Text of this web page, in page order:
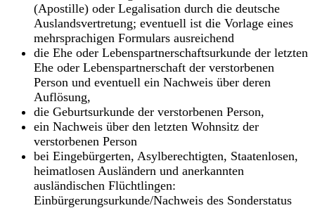
(Apostille) oder Legalisation durch die deutsche
Auslandsvertretung; eventuell ist die Vorlage eines
mehrsprachigen Formulars ausreichend
die Ehe oder Lebenspartnerschaftsurkunde der letzten
Ehe oder Lebenspartnerschaft der verstorbenen
Person und eventuell ein Nachweis über deren
Auflösung,
die Geburtsurkunde der verstorbenen Person,
ein Nachweis über den letzten Wohnsitz der
verstorbenen Person
bei Eingebürgerten, Asylberechtigten, Staatenlosen,
heimatlosen Ausländern und anerkannten
ausländischen Flüchtlingen:
Einbürgerungsurkunde/Nachweis des Sonderstatus